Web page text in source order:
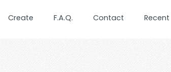
Create F.A.Q. Contact Recent